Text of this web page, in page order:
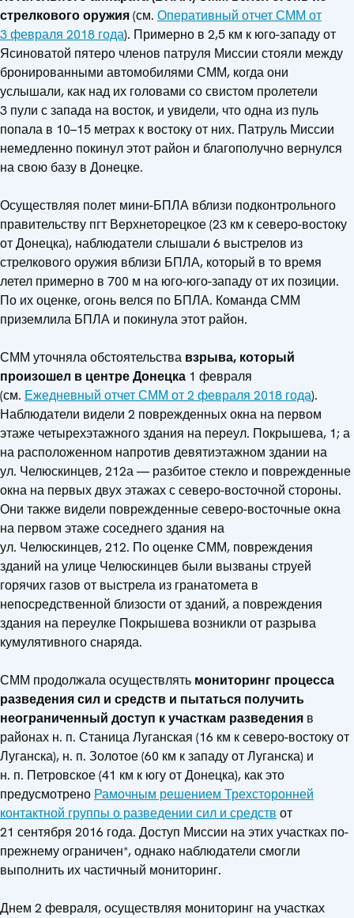
стрелкового оружия(см. Оперативный отчет СММ от
3 февраля 2018 года). Примерно в 2,5 км к юго-западу от
Ясиноватой пятеро членов патруля Миссии стояли между
бронированными автомобилями СММ, когда они
услышали, как над их головами со свистом пролетели
3 пули с запада на восток, и увидели, что одна из пуль
попала в 10–15 метрах к востоку от них. Патруль Миссии
немедленно покинул этот район и благополучно вернулся
на свою базу в Донецке.
Осуществляя полет мини-БПЛА вблизи подконтрольного
правительству пгт Верхнеторецкое (23 км к северо-востоку
от Донецка), наблюдатели слышали 6 выстрелов из
стрелкового оружия вблизи БПЛА, который в то время
летел примерно в 700 м на юго-юго-западу от их позиции.
По их оценке, огонь велся по БПЛА. Команда СММ
приземлила БПЛА и покинула этот район.
СММ уточняла обстоятельства взрыва, который
произошел в центре Донецка 1 февраля
(см. Ежедневный отчет СММ от 2 февраля 2018 года).
Наблюдатели видели 2 поврежденных окна на первом
этаже четырехэтажного здания на переул. Покрышева, 1; а
на расположенном напротив девятиэтажном здании на
ул. Челюскинцев, 212а — разбитое стекло и поврежденные
окна на первых двух этажах с северо-восточной стороны.
Они также видели поврежденные северо-восточные окна
на первом этаже соседнего здания на
ул. Челюскинцев, 212. По оценке СММ, повреждения
зданий на улице Челюскинцев были вызваны струей
горячих газов от выстрела из гранатомета в
непосредственной близости от зданий, а повреждения
здания на переулке Покрышева возникли от разрыва
кумулятивного снаряда.
СММ продолжала осуществлять мониторинг процесса
разведения сил и средств и пытаться получить
неограниченный доступ к участкам разведения в
районах н. п. Станица Луганская (16 км к северо-востоку от
Луганска), н. п. Золотое (60 км к западу от Луганска) и
н. п. Петровское (41 км к югу от Донецка), как это
предусмотрено Рамочным решением Трехсторонней
контактной группы о разведении сил и средств от
21 сентября 2016 года. Доступ Миссии на этих участках по-
прежнему ограничен*, однако наблюдатели смогли
выполнить их частичный мониторинг.
Днем 2 февраля, осуществляя мониторинг на участках